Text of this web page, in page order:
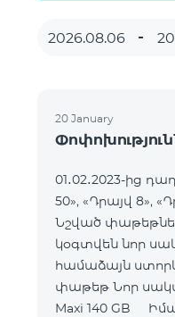
20 January
01․02․2023-ից
50», «Դրայվ 8»,
Նշված
կօգտվեն նոր
համաձայն ստորև
փաթեթ Նոր սակագնային փաթեթ Դրայվ 20 Drive
Maxi 140 GB Իմացեք ավելին Դրայվ 50 Drive Maxi+